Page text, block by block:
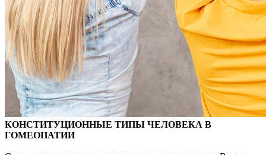
КОНСТИТУЦИОННЫЕ ТИПЫ ЧЕЛОВЕКА В
ГОМЕОПАТИИ